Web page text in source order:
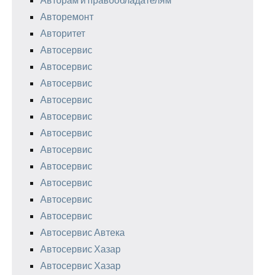
Авторемонт
Авторитет
Автосервис
Автосервис
Автосервис
Автосервис
Автосервис
Автосервис
Автосервис
Автосервис
Автосервис
Автосервис
Автосервис
Автосервис Автека
Автосервис Хазар
Автосервис Хазар